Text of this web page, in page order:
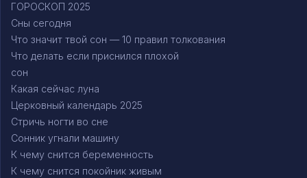
ГОРОСКОП 2025
Сны сегодня
Что значит твой сон — 10 правил толкования
Что делать если приснился плохой
сон
Какая сейчас луна
Церковный календарь 2025
Стричь ногти во сне
Сонник угнали машину
К чему снится беременность
К чему снится покойник живым